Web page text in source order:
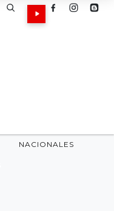
NACIONALES